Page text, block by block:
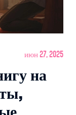
июн 27, 2025
на